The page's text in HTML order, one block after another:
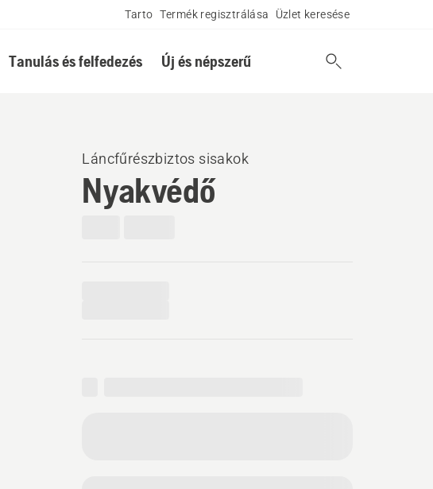
Tarto Termék regisztrálása Üzlet keresése
Tanulás és felfedezés Új és népszerű
Láncfűrészbiztos sisakok
Nyakvédő